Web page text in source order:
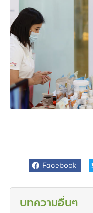
Facebook
บทความอื่นๆ